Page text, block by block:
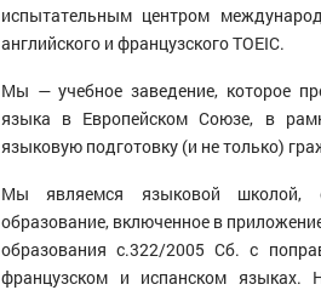
испытательным центром
английского и французского TOEIC.
Мы — учебное заведение, которое
языка в Европейском Союзе, в
языковую подготовку (и не только)
Мы являемся языковой школой,
образование, включенное в
образования c.322/2005 Сб. с
французском и испанском